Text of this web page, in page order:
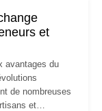
et
avantages du
de nombreuses
et